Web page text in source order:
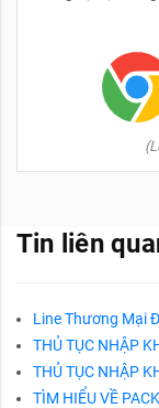
Tin liên
Line Thương Mại
THỦ TỤC NHẬP
THỦ TỤC NHẬP
TÌM HIỂU VỀ